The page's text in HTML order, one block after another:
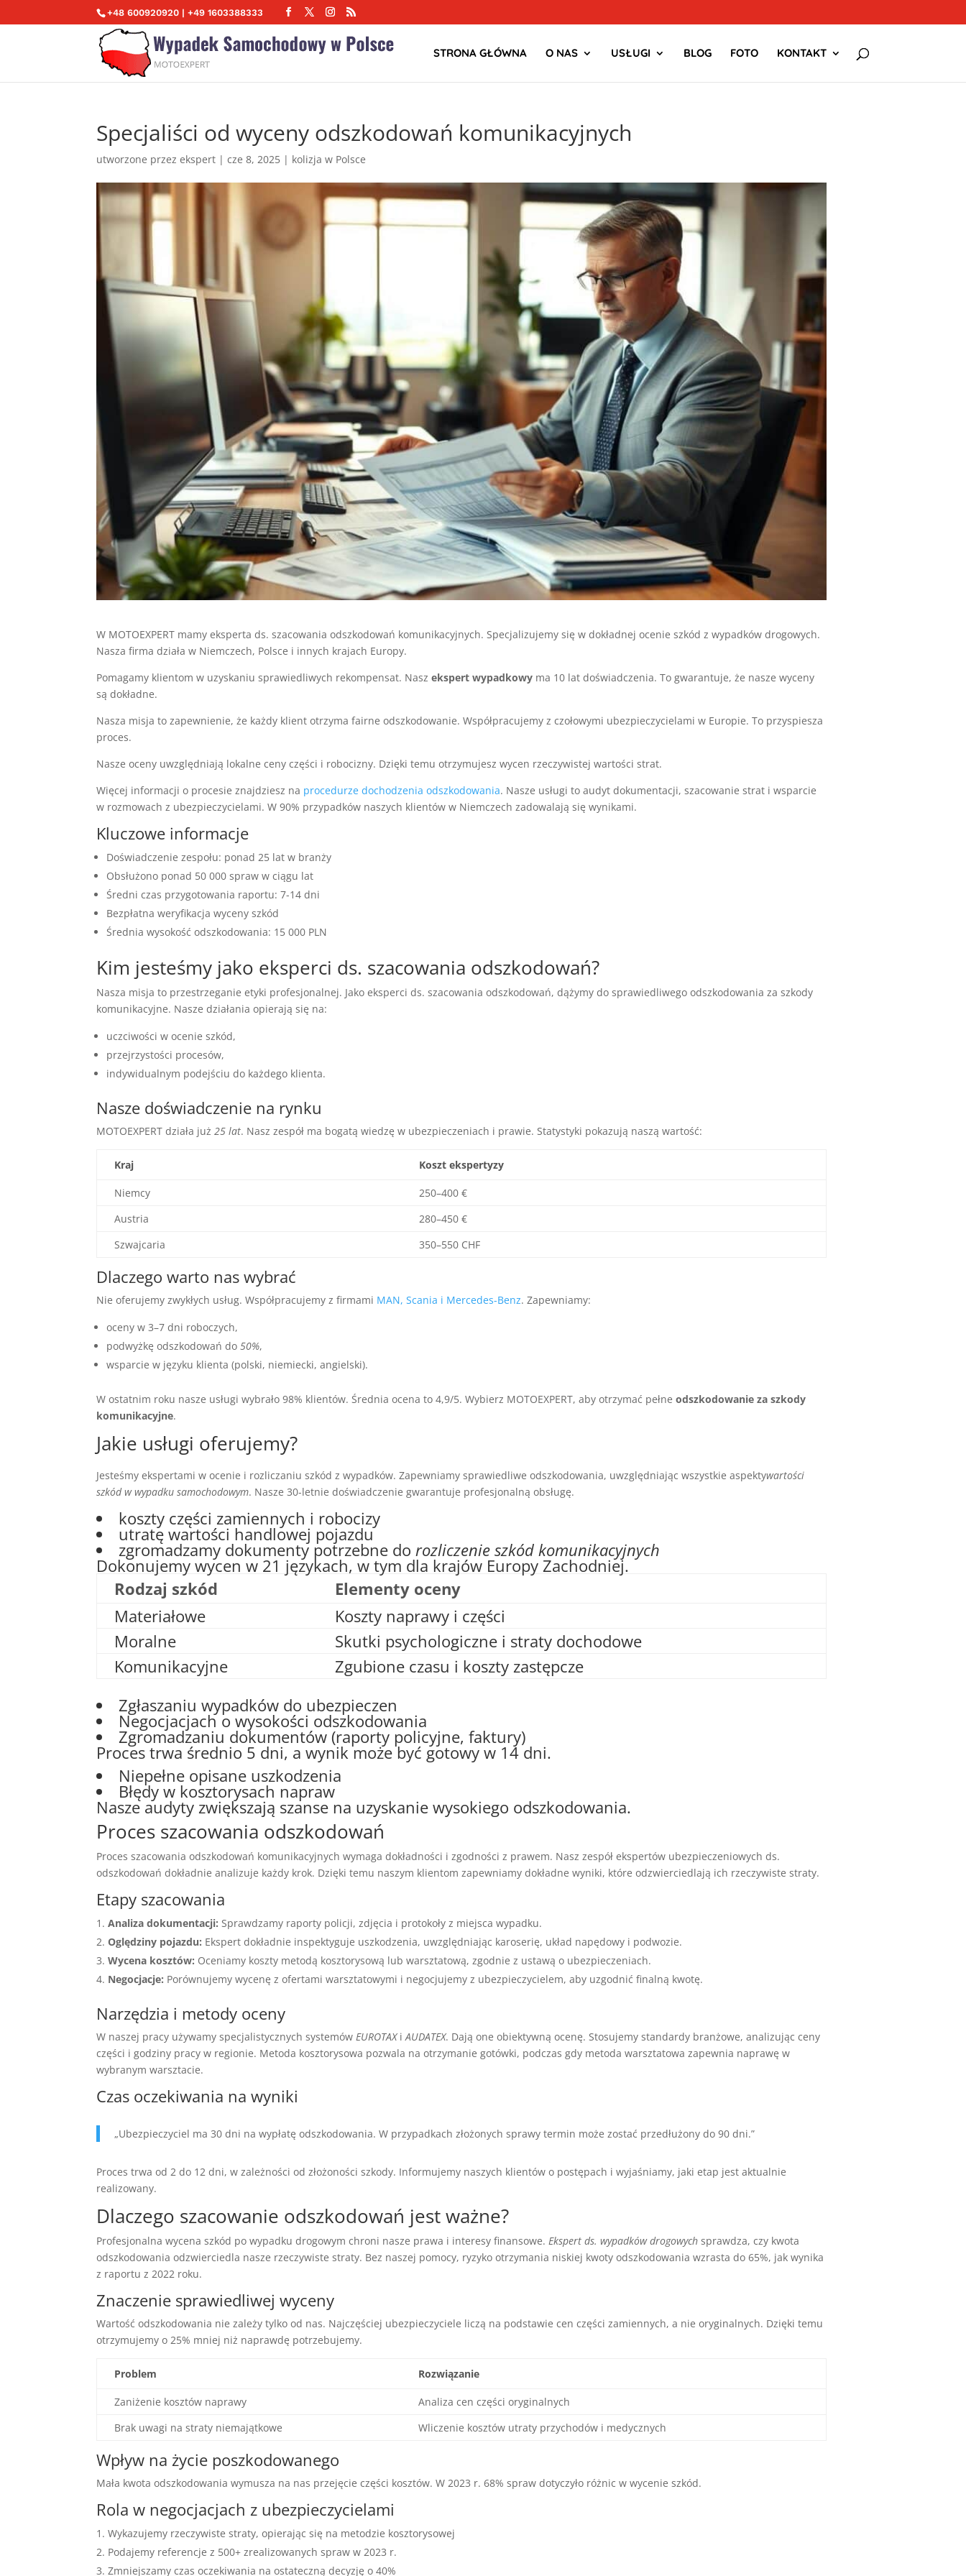
+48 600920920 | +49 1603388333
STRONA GŁÓWNA O NAS USŁUGI BLOG FOTO KONTAKT
Specjaliści od wyceny odszkodowań komunikacyjnych
utworzone przezekspert |cze 8, 2025 | kolizja w Polsce
W MOTOEXPERT mamy eksperta ds. szacowania odszkodowań komunikacyjnych. Specjalizujemy się w dokładnej ocenie szkód z wypadków drogowych.
Nasza firma działa w Niemczech, Polsce i innych krajach Europy.
Pomagamy klientom w uzyskaniu sprawiedliwych rekompensat. Naszekspert wypadkowy ma 10 lat doświadczenia. To gwarantuje, że nasze wyceny
są dokładne.
Nasza misja to zapewnienie, że każdy klient otrzyma fairne odszkodowanie. Współpracujemy z czołowymi ubezpieczycielami w Europie. To przyspiesza
proces.
Nasze oceny uwzględniają lokalne ceny części i robocizny. Dzięki temu otrzymujesz wycen rzeczywistej wartości strat.
Więcej informacji o procesie znajdziesz na procedurze dochodzenia odszkodowania. Nasze usługi to audyt dokumentacji, szacowanie strat i wsparcie
w rozmowach z ubezpieczycielami. W 90% przypadków naszych klientów w Niemczech zadowalają się wynikami.
Kluczowe informacje
Doświadczenie zespołu: ponad 25 lat w branży
Obsłużono ponad 50 000 spraw w ciągu lat
Średni czas przygotowania raportu: 7-14 dni
Bezpłatna weryfikacja wyceny szkód
Średnia wysokość odszkodowania: 15 000 PLN
Kim jesteśmy jako eksperci ds. szacowania odszkodowań?
Nasza misja to przestrzeganie etyki profesjonalnej. Jako eksperci ds. szacowania odszkodowań, dążymy do sprawiedliwego odszkodowania za szkody
komunikacyjne. Nasze działania opierają się na:
uczciwości w ocenie szkód,
przejrzystości procesów,
indywidualnym podejściu do każdego klienta.
Nasze doświadczenie na rynku
MOTOEXPERT działa już25 lat. Nasz zespół ma bogatą wiedzę w ubezpieczeniach i prawie. Statystyki pokazują naszą wartość:
Kraj Koszt ekspertyzy
Niemcy
250–400 €
Austria
280–450 €
Szwajcaria
350–550 CHF
Dlaczego warto nas wybrać
Nie oferujemy zwykłych usług. Współpracujemy z firmami MAN, Scania i Mercedes-Benz. Zapewniamy:
oceny w 3–7 dni roboczych,
podwyżkę odszkodowań do50%,
wsparcie w języku klienta (polski, niemiecki, angielski).
W ostatnim roku nasze usługi wybrało 98% klientów. Średnia ocena to 4,9/5. Wybierz MOTOEXPERT, aby otrzymać pełneodszkodowanie za szkody
komunikacyjne.
Jakie usługi oferujemy?
Jesteśmy ekspertami w ocenie i rozliczaniu szkód z wypadków. Zapewniamy sprawiedliwe odszkodowania, uwzględniając wszystkie aspektywartości
szkód w wypadku samochodowym. Nasze 30-letnie doświadczenie gwarantuje profesjonalną obsługę.
koszty części zamiennych i robocizy
utratę wartości handlowej pojazdu
zgromadzamy dokumenty potrzebne do rozliczenie szkód komunikacyjnych
Dokonujemy wycen w 21 językach, w tym dla krajów Europy Zachodniej.
Rodzaj szkód
Elementy oceny
Materiałowe
Koszty naprawy i części
Moralne
Skutki psychologiczne i straty dochodowe
Komunikacyjne
Zgubione czasu i koszty zastępcze
Zgłaszaniu wypadków do ubezpieczen
Negocjacjach o wysokości odszkodowania
Zgromadzaniu dokumentów (raporty policyjne, faktury)
Proces trwa średnio 5 dni, a wynik może być gotowy w 14 dni.
Niepełne opisane uszkodzenia
Błędy w kosztorysach napraw
Nasze audyty zwiększają szanse na uzyskanie wysokiego odszkodowania.
Proces szacowania odszkodowań
Proces szacowania odszkodowań komunikacyjnych wymaga dokładności i zgodności z prawem. Nasz zespół ekspertów ubezpieczeniowych ds.
odszkodowań dokładnie analizuje każdy krok. Dzięki temu naszym klientom zapewniamy dokładne wyniki, które odzwierciedlają ich rzeczywiste straty.
Etapy szacowania
Analiza dokumentacji: Sprawdzamy raporty policji, zdjęcia i protokoły z miejsca wypadku.
Oględziny pojazdu: Ekspert dokładnie inspektyguje uszkodzenia, uwzględniając karoserię, układ napędowy i podwozie.
Wycena kosztów: Oceniamy koszty metodą kosztorysową lub warsztatową, zgodnie z ustawą o ubezpieczeniach.
Negocjacje: Porównujemy wycenę z ofertami warsztatowymi i negocjujemy z ubezpieczycielem, aby uzgodnić finalną kwotę.
Narzędzia i metody oceny
W naszej pracy używamy specjalistycznych systemów EUROTAXiAUDATEX. Dają one obiektywną ocenę. Stosujemy standardy branżowe, analizując ceny
części i godziny pracy w regionie. Metoda kosztorysowa pozwala na otrzymanie gotówki, podczas gdy metoda warsztatowa zapewnia naprawę w
wybranym warsztacie.
Czas oczekiwania na wyniki
„Ubezpieczyciel ma 30 dni na wypłatę odszkodowania. W przypadkach złożonych sprawy termin może zostać przedłużony do 90 dni.”
Proces trwa od 2 do 12 dni, w zależności od złożoności szkody. Informujemy naszych klientów o postępach i wyjaśniamy, jaki etap jest aktualnie
realizowany.
Dlaczego szacowanie odszkodowań jest ważne?
Profesjonalna wycena szkód po wypadku drogowym chroni nasze prawa i interesy finansowe. Ekspert ds. wypadków drogowych sprawdza, czy kwota
odszkodowania odzwierciedla nasze rzeczywiste straty. Bez naszej pomocy, ryzyko otrzymania niskiej kwoty odszkodowania wzrasta do 65%, jak wynika
z raportu z 2022 roku.
Znaczenie sprawiedliwej wyceny
Wartość odszkodowania nie zależy tylko od nas. Najczęściej ubezpieczyciele liczą na podstawie cen części zamiennych, a nie oryginalnych. Dzięki temu
otrzymujemy o 25% mniej niż naprawdę potrzebujemy.
Problem Rozwiązanie
Zaniżenie kosztów naprawy
Analiza cen części oryginalnych
Brak uwagi na straty niemajątkowe
Wliczenie kosztów utraty przychodów i medycznych
Wpływ na życie poszkodowanego
Mała kwota odszkodowania wymusza na nas przejęcie części kosztów. W 2023 r. 68% spraw dotyczyło różnic w wycenie szkód.
Rola w negocjacjach z ubezpieczycielami
Wykazujemy rzeczywiste straty, opierając się na metodzie kosztorysowej
Podajemy referencje z 500+ zrealizowanych spraw w 2023 r.
Zmniejszamy czas oczekiwania na ostateczną decyzję o 40%